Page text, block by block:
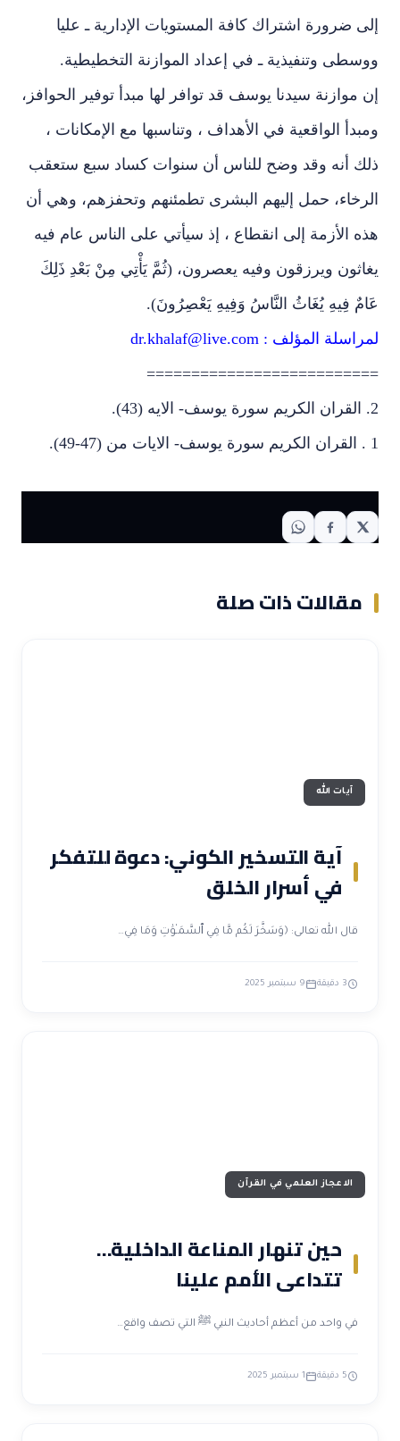
إلى ضرورة اشتراك كافة المستويات الإدارية ـ عليا
ووسطى وتنفيذية ـ في إعداد الموازنة التخطيطية.
إن موازنة سيدنا يوسف قد توافر لها مبدأ توفير الحوافز،
ومبدأ الواقعية في الأهداف ، وتناسبها مع الإمكانات ،
ذلك أنه وقد وضح للناس أن سنوات كساد سبع ستعقب
الرخاء، حمل إليهم البشرى تطمئنهم وتحفزهم، وهي أن
هذه الأزمة إلى انقطاع ، إذ سيأتي على الناس عام فيه
يغاثون ويرزقون وفيه يعصرون، (ثُمَّ يَأْتِي مِنْ بَعْدِ ذَلِكَ
عَامٌ فِيهِ يُغَاثُ النَّاسُ وَفِيهِ يَعْصِرُونَ).
لمراسلة المؤلف : dr.khalaf@live.com
==========================
2. القران الكريم سورة يوسف- الايه (43).
1 . القران الكريم سورة يوسف- الايات من (47-49).
مقالات ذات صلة
آيات الله
آية التسخير الكوني: دعوة للتفكر
في أسرار الخلق
قال الله تعالى: ﴿وَسَخَّرَ لَكُم مَّا فِي ٱلسَّمَـٰوَٰتِ وَمَا فِي…
3 دقيقة 9 سبتمبر 2025
الاعجاز العلمي في القرآن
حين تنهار المناعة الداخلية…
تتداعى الأمم علينا
في واحد من أعظم أحاديث النبي ﷺ التي تصف واقع…
5 دقيقة 1 سبتمبر 2025